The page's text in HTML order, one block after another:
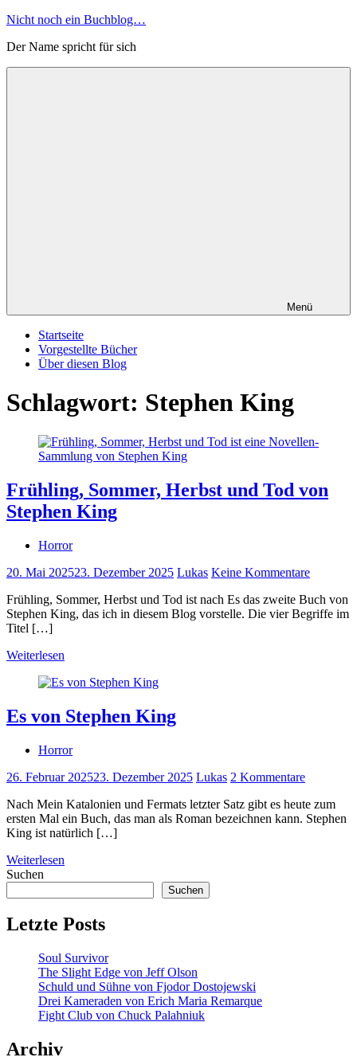
Zum
springen
Nicht noch ein Buchblog…
Der Name spricht für sich
Menü
Startseite
Vorgestellte Bücher
Über diesen Blog
Schlagwort: Stephen King
Frühling, Sommer, Herbst und Tod von
Stephen King
Horror
20. Mai 202523. Dezember 2025 Lukas Keine Kommentare
Frühling, Sommer, Herbst und Tod ist nach Es das zweite Buch von
Stephen King, das ich in diesem Blog vorstelle. Die vier Begriffe im
Titel […]
Weiterlesen
Es von Stephen King
Horror
26. Februar 202523. Dezember 2025 Lukas 2 Kommentare
Nach Mein Katalonien und Fermats letzter Satz gibt es heute zum
ersten Mal ein Buch, das man als Roman bezeichnen kann. Stephen
King ist natürlich […]
Weiterlesen
Suchen
Suchen
Letzte Posts
Soul Survivor
The Slight Edge von Jeff Olson
Schuld und Sühne von Fjodor Dostojewski
Drei Kameraden von Erich Maria Remarque
Fight Club von Chuck Palahniuk
Archiv